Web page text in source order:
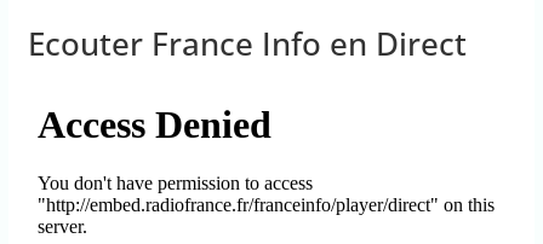
Ecouter France Info en Direct